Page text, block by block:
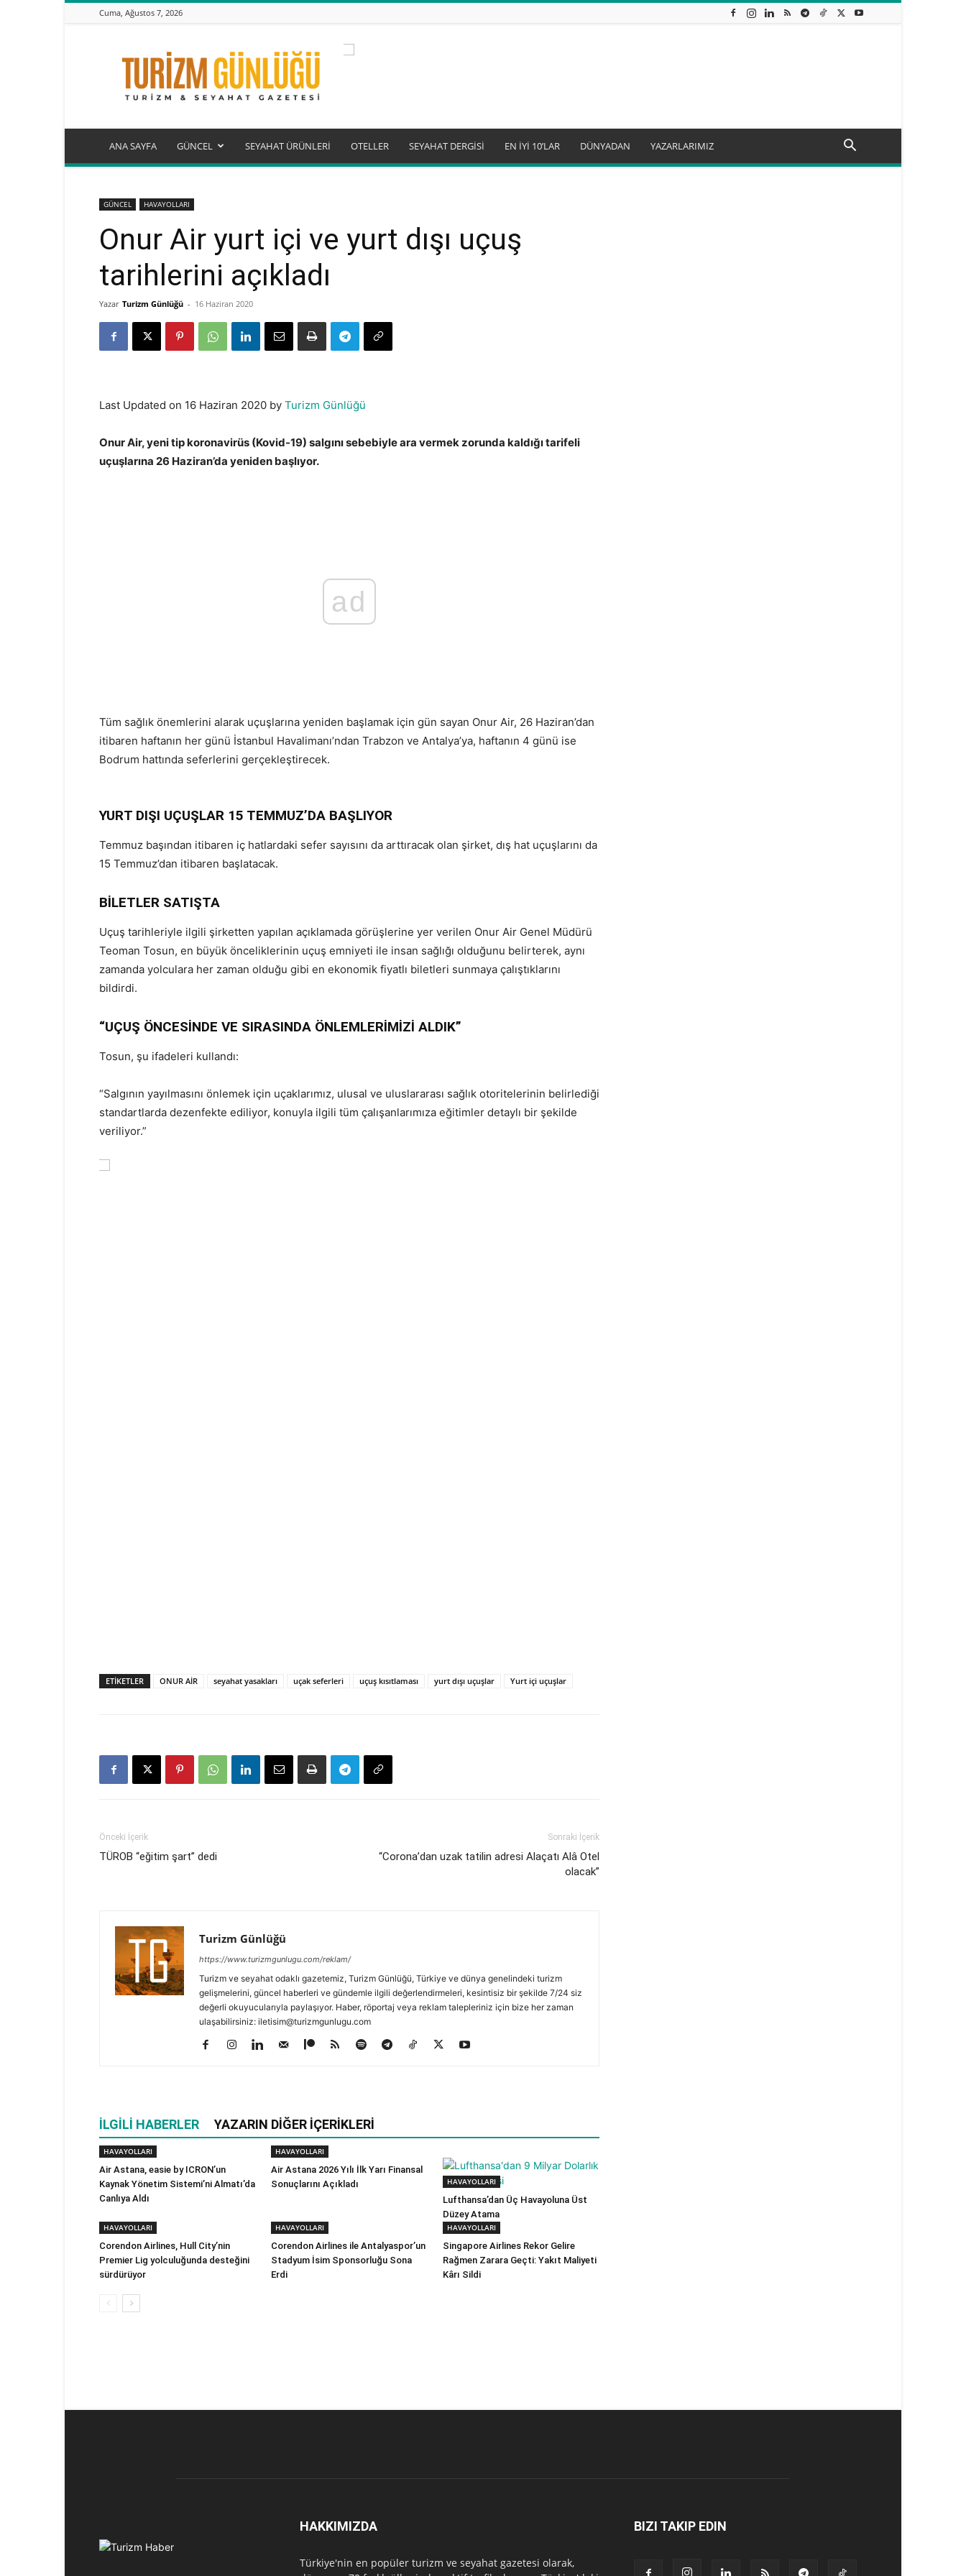
Cuma, Ağustos 7, 2026
Turizm
Günlüğü
ANA SAYFA GÜNCEL SEYAHAT ÜRÜNLERİ OTELLER SEYAHAT DERGİSİ EN İYİ 10’LAR DÜNYADAN YAZARLARIMIZ
GÜNCEL HAVAYOLLARI
Onur Air yurt içi ve yurt dışı uçuş
tarihlerini açıkladı
Yazar Turizm Günlüğü - 16 Haziran 2020
Last Updated on 16 Haziran 2020 by Turizm Günlüğü
Onur Air, yeni tip koronavirüs (Kovid-19) salgını sebebiyle ara vermek zorunda kaldığı tarifeli
uçuşlarına 26 Haziran’da yeniden başlıyor.
ad
Tüm sağlık önemlerini alarak uçuşlarına yeniden başlamak için gün sayan Onur Air, 26 Haziran’dan
itibaren haftanın her günü İstanbul Havalimanı’ndan Trabzon ve Antalya’ya, haftanın 4 günü ise
Bodrum hattında seferlerini gerçekleştirecek.
YURT DIŞI UÇUŞLAR 15 TEMMUZ’DA BAŞLIYOR
Temmuz başından itibaren iç hatlardaki sefer sayısını da arttıracak olan şirket, dış hat uçuşlarını da
15 Temmuz’dan itibaren başlatacak.
BİLETLER SATIŞTA
Uçuş tarihleriyle ilgili şirketten yapılan açıklamada görüşlerine yer verilen Onur Air Genel Müdürü
Teoman Tosun, en büyük önceliklerinin uçuş emniyeti ile insan sağlığı olduğunu belirterek, aynı
zamanda yolculara her zaman olduğu gibi en ekonomik fiyatlı biletleri sunmaya çalıştıklarını
bildirdi.
“UÇUŞ ÖNCESİNDE VE SIRASINDA ÖNLEMLERİMİZİ ALDIK”
Tosun, şu ifadeleri kullandı:
“Salgının yayılmasını önlemek için uçaklarımız, ulusal ve uluslararası sağlık otoritelerinin belirlediği
standartlarda dezenfekte ediliyor, konuyla ilgili tüm çalışanlarımıza eğitimler detaylı bir şekilde
veriliyor.”
ETIKETLER ONUR AİR seyahat yasakları uçak seferleri uçuş kısıtlaması yurt dışı uçuşlar Yurt içi uçuşlar
Önceki İçerik
TÜROB “eğitim şart” dedi
Sonraki İçerik
“Corona’dan uzak tatilin adresi Alaçatı Alâ Otel
olacak”
Turizm Günlüğü
https://www.turizmgunlugu.com/reklam/
Turizm ve seyahat odaklı gazetemiz, Turizm Günlüğü, Türkiye ve dünya genelindeki turizm
gelişmelerini, güncel haberleri ve gündemle ilgili değerlendirmeleri, kesintisiz bir şekilde 7/24 siz
değerli okuyucularıyla paylaşıyor. Haber, röportaj veya reklam talepleriniz için bize her zaman
ulaşabilirsiniz: iletisim@turizmgunlugu.com
İLGILI HABERLER YAZARIN DIĞER İÇERIKLERI
HAVAYOLLARI
Air Astana, easie by ICRON’un
Kaynak Yönetim Sistemi’ni Almatı’da
Canlıya Aldı
HAVAYOLLARI
Air Astana 2026 Yılı İlk Yarı Finansal
Sonuçlarını Açıkladı
HAVAYOLLARI
Lufthansa’dan Üç Havayoluna Üst
Düzey Atama
HAVAYOLLARI
Corendon Airlines, Hull City’nin
Premier Lig yolculuğunda desteğini
sürdürüyor
HAVAYOLLARI
Corendon Airlines ile Antalyaspor’un
Stadyum İsim Sponsorluğu Sona
Erdi
HAVAYOLLARI
Singapore Airlines Rekor Gelire
Rağmen Zarara Geçti: Yakıt Maliyeti
Kârı Sildi
HAKKIMIZDA
Türkiye'nin en popüler turizm ve seyahat gazetesi olarak,
BIZI TAKIP EDIN